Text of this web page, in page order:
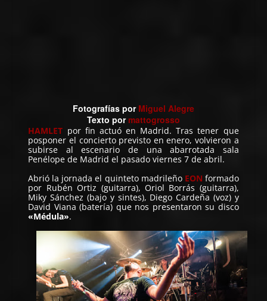
Fotografías por Miguel Alegre
Texto por mattogrosso
HAMLET por fin actuó en Madrid. Tras tener que
posponer el concierto previsto en enero, volvieron a
subirse al escenario de una abarrotada sala
Penélope de Madrid el pasado viernes 7 de abril.
Abrió la jornada el quinteto madrileño EON formado
por Rubén Ortiz (guitarra), Oriol Borrás (guitarra),
Miky Sánchez (bajo y sintes), Diego Cardeña (voz) y
David Viana (batería) que nos presentaron su disco
«Médula».